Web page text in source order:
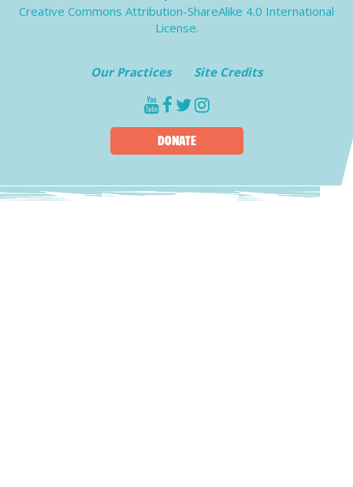
Creative Commons Attribution-ShareAlike 4.0 International
License.
Our Practices Site Credits
youtube
facebook
twitter
instagram
DONATE